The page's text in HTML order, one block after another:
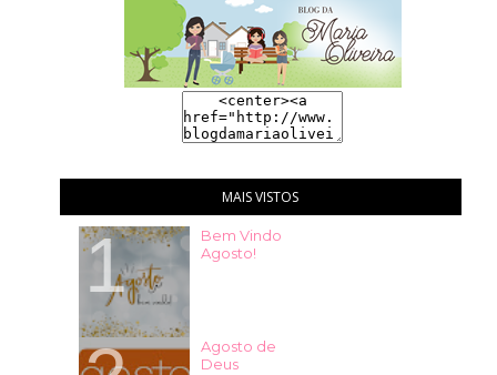
MAIS VISTOS
Bem Vindo
Agosto!
Agosto de
Deus